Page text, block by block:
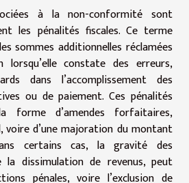
à la non-conformité sont
les pénalités fiscales. Ce terme
sommes additionnelles réclamées
lorsqu’elle constate des erreurs,
dans l’accomplissement des
ou de paiement. Ces pénalités
forme d’amendes forfaitaires,
voire d’une majoration du montant
certains cas, la gravité des
la dissimulation de revenus, peut
pénales, voire l’exclusion de